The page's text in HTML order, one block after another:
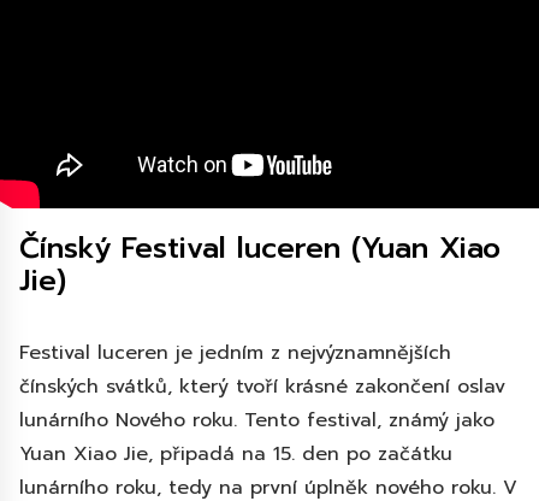
Čínský Festival luceren (Yuan Xiao
Jie)
Festival luceren je jedním z nejvýznamnějších
čínských svátků, který tvoří krásné zakončení oslav
lunárního Nového roku. Tento festival, známý jako
Yuan Xiao Jie, připadá na 15. den po začátku
lunárního roku, tedy na první úplněk nového roku. V